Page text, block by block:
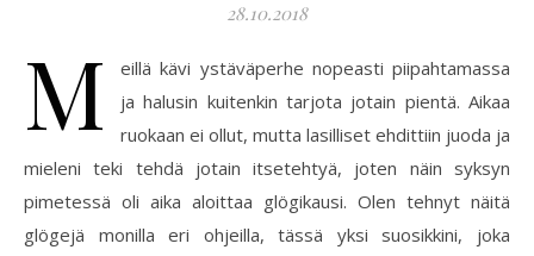
28.10.2018
M
eillä kävi ystäväperhe nopeasti piipahtamassa
ja halusin kuitenkin tarjota jotain pientä. Aikaa
ruokaan ei ollut, mutta lasilliset ehdittiin juoda ja
mieleni teki tehdä jotain itsetehtyä, joten näin syksyn
pimetessä oli aika aloittaa glögikausi. Olen tehnyt näitä
glögejä monilla eri ohjeilla, tässä yksi suosikkini, joka